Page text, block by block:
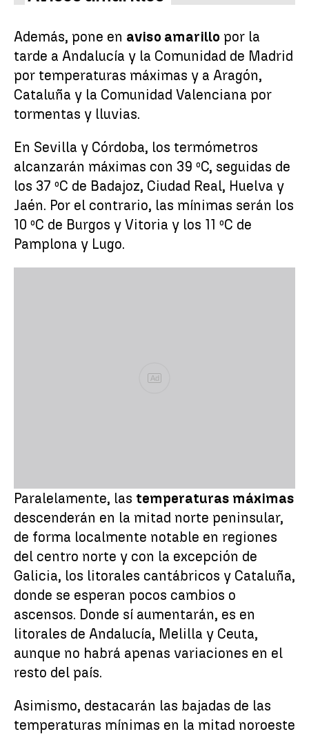
Además, pone en aviso amarillo por la
tarde a Andalucía y la Comunidad de Madrid
por temperaturas máximas y a Aragón,
Cataluña y la Comunidad Valenciana por
tormentas y lluvias.
En Sevilla y Córdoba, los termómetros
alcanzarán máximas con 39 ºC, seguidas de
los 37 ºC de Badajoz, Ciudad Real, Huelva y
Jaén. Por el contrario, las mínimas serán los
10 ºC de Burgos y Vitoria y los 11 ºC de
Pamplona y Lugo.
Ad
Paralelamente, las temperaturas máximas
descenderán en la mitad norte peninsular,
de forma localmente notable en regiones
del centro norte y con la excepción de
Galicia, los litorales cantábricos y Cataluña,
donde se esperan pocos cambios o
ascensos. Donde sí aumentarán, es en
litorales de Andalucía, Melilla y Ceuta,
aunque no habrá apenas variaciones en el
resto del país.
Asimismo, destacarán las bajadas de las
temperaturas mínimas en la mitad noroeste